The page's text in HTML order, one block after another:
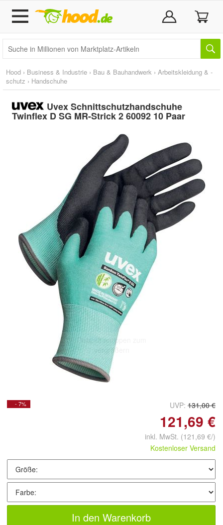
Hood › Business & Industrie › Bau & Bauhandwerk › Arbeitskleidung & -
schutz › Handschuhe
Uvex Schnittschutzhandschuhe
Twinflex D SG MR-Strick 2 60092 10 Paar
Doppelt antippen zum
vergrößern
- 7% UVP: 131,00 €
121,69 €
inkl. MwSt. (121,69 €/)
Kostenloser Versand
In den Warenkorb